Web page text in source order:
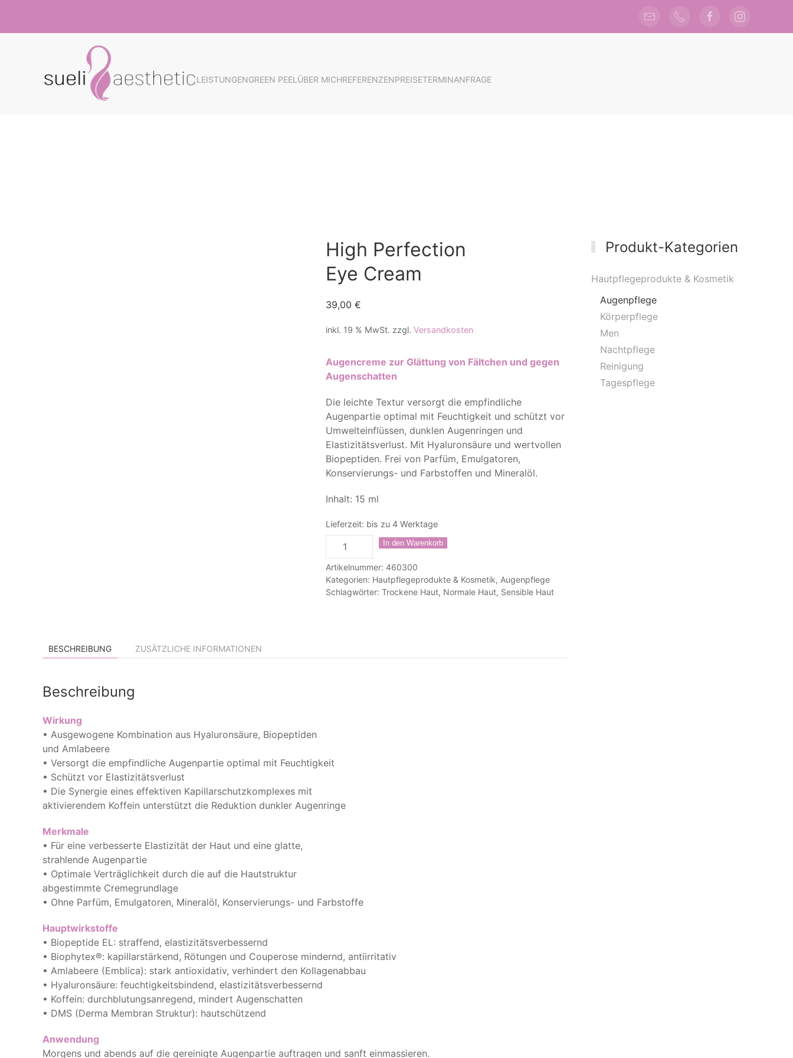
Skip to main content
LEISTUNGENGREEN PEEL ÜBER MICHREFERENZENPREISETERMINANFRAGE
High Perfection
Eye Cream
39,00 €
inkl. 19 % MwSt. zzgl. Versandkosten
Augencreme zur Glättung von Fältchen und gegen
Augenschatten
Die leichte Textur versorgt die empfindliche
Augenpartie optimal mit Feuchtigkeit und schützt vor
Umwelteinflüssen, dunklen Augenringen und
Elastizitätsverlust. Mit Hyaluronsäure und wertvollen
Biopeptiden. Frei von Parfüm, Emulgatoren,
Konservierungs- und Farbstoffen und Mineralöl.
Inhalt: 15 ml
Lieferzeit: bis zu 4 Werktage
High
PerfectionEye
Cream
Menge
In den Warenkorb
Artikelnummer: 460300
Kategorien: Hautpflegeprodukte & Kosmetik, Augenpflege
Schlagwörter: Trockene Haut, Normale Haut, Sensible Haut
BESCHREIBUNG ZUSÄTZLICHE INFORMATIONEN
Beschreibung
Wirkung
• Ausgewogene Kombination aus Hyaluronsäure, Biopeptiden
und Amlabeere
• Versorgt die empfindliche Augenpartie optimal mit Feuchtigkeit
• Schützt vor Elastizitätsverlust
• Die Synergie eines effektiven Kapillarschutzkomplexes mit
aktivierendem Koffein unterstützt die Reduktion dunkler Augenringe
Merkmale
• Für eine verbesserte Elastizität der Haut und eine glatte,
strahlende Augenpartie
• Optimale Verträglichkeit durch die auf die Hautstruktur
abgestimmte Cremegrundlage
• Ohne Parfüm, Emulgatoren, Mineralöl, Konservierungs- und Farbstoffe
Hauptwirkstoffe
• Biopeptide EL: straffend, elastizitätsverbessernd
• Biophytex®: kapillarstärkend, Rötungen und Couperose mindernd, antiirritativ
• Amlabeere (Emblica): stark antioxidativ, verhindert den Kollagenabbau
• Hyaluronsäure: feuchtigkeitsbindend, elastizitätsverbessernd
• Koffein: durchblutungsanregend, mindert Augenschatten
• DMS (Derma Membran Struktur): hautschützend
Anwendung
Morgens und abends auf die gereinigte Augenpartie auftragen und sanft einmassieren.
Produkt-Kategorien
Hautpflegeprodukte & Kosmetik
Augenpflege
Körperpflege
Men
Nachtpflege
Reinigung
Tagespflege